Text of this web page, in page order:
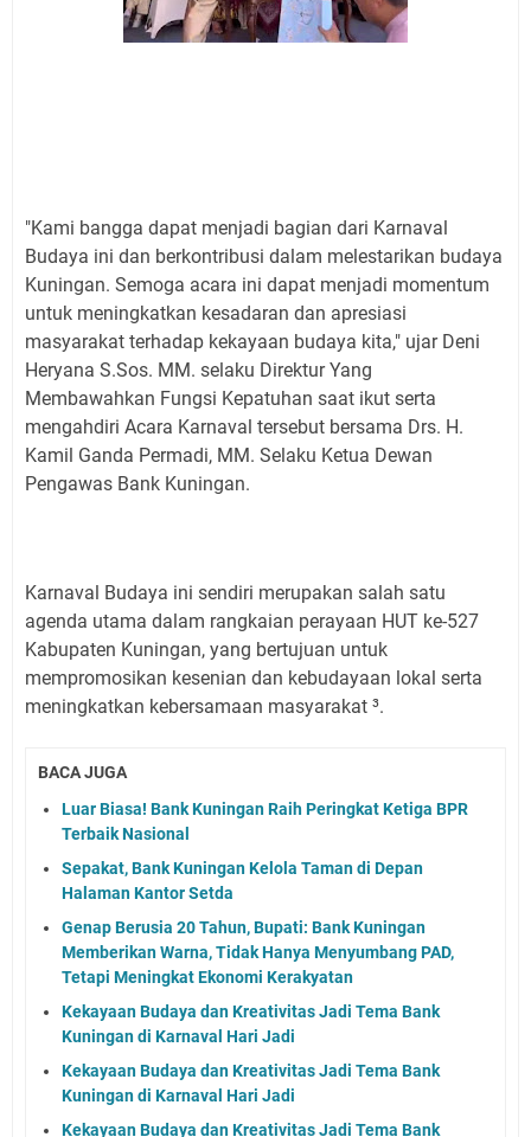
"Kami bangga dapat menjadi bagian dari Karnaval
Budaya ini dan berkontribusi dalam melestarikan budaya
Kuningan. Semoga acara ini dapat menjadi momentum
untuk meningkatkan kesadaran dan apresiasi
masyarakat terhadap kekayaan budaya kita," ujar Deni
Heryana S.Sos. MM. selaku Direktur Yang
Membawahkan Fungsi Kepatuhan saat ikut serta
mengahdiri Acara Karnaval tersebut bersama Drs. H.
Kamil Ganda Permadi, MM. Selaku Ketua Dewan
Pengawas Bank Kuningan.
Karnaval Budaya ini sendiri merupakan salah satu
agenda utama dalam rangkaian perayaan HUT ke-527
Kabupaten Kuningan, yang bertujuan untuk
mempromosikan kesenian dan kebudayaan lokal serta
meningkatkan kebersamaan masyarakat ³.
BACA JUGA
Luar Biasa! Bank Kuningan Raih Peringkat Ketiga BPR
Terbaik Nasional
Sepakat, Bank Kuningan Kelola Taman di Depan
Halaman Kantor Setda
Genap Berusia 20 Tahun, Bupati: Bank Kuningan
Memberikan Warna, Tidak Hanya Menyumbang PAD,
Tetapi Meningkat Ekonomi Kerakyatan
Kekayaan Budaya dan Kreativitas Jadi Tema Bank
Kuningan di Karnaval Hari Jadi
Kekayaan Budaya dan Kreativitas Jadi Tema Bank
Kuningan di Karnaval Hari Jadi
Kekayaan Budaya dan Kreativitas Jadi Tema Bank